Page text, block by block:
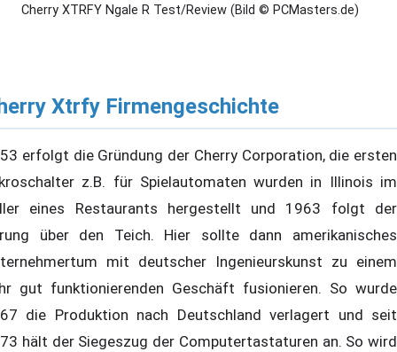
Cherry XTRFY Ngale R Test/Review (Bild © PCMasters.de)
Xtrfy Firmengeschichte
erfolgt die Gründung der Cherry Corporation, die ersten
z.B. für Spielautomaten wurden in Illinois im
eines Restaurants hergestellt und 1963 folgt der
über den Teich. Hier sollte dann amerikanisches
mit deutscher Ingenieurskunst zu einem
gut funktionierenden Geschäft fusionieren. So wurde
die Produktion nach Deutschland verlagert und seit
hält der Siegeszug der Computertastaturen an. So wird